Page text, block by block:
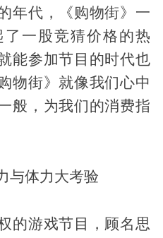
年代，《购物街》一
一股竞猜价格的热
能参加节目的时代也
物街》就像我们心中
般，为我们的消费指
与体力大考验
的游戏节目，顾名思